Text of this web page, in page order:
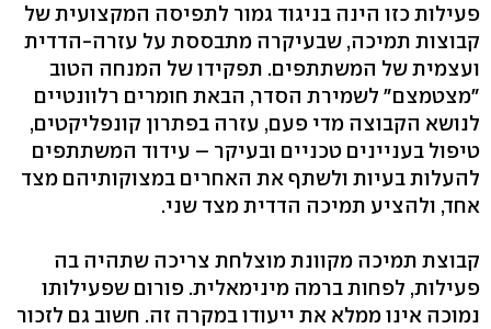
פעילות כזו הינה בניגוד גמור לתפיסה המקצועית של
קבוצות תמיכה, שבעיקרה מתבססת על עזרה-הדדית
ועצמית של המשתתפים. תפקידו של המנחה הטוב
"מצטמצם" לשמירת הסדר, הבאת חומרים רלוונטיים
לנושא הקבוצה מדי פעם, עזרה בפתרון קונפליקטים,
טיפול בעניינים טכניים ובעיקר – עידוד המשתתפים
להעלות בעיות ולשתף את האחרים במצוקותיהם מצד
אחד, ולהציע תמיכה הדדית מצד שני.
קבוצת תמיכה מקוונת מוצלחת צריכה שתהיה בה
פעילות, לפחות ברמה מינימאלית. פורום שפעילותו
נמוכה אינו ממלא את ייעודו במקרה זה. חשוב גם לזכור